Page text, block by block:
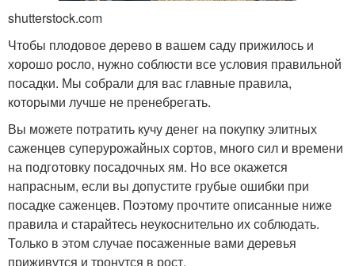
shutterstock.com
Чтобы плодовое дерево в вашем саду прижилось и
хорошо росло, нужно соблюсти все условия правильной
посадки. Мы собрали для вас главные правила,
которыми лучше не пренебрегать.
Вы можете потратить кучу денег на покупку элитных
саженцев суперурожайных сортов, много сил и времени
на подготовку посадочных ям. Но все окажется
напрасным, если вы допустите грубые ошибки при
посадке саженцев. Поэтому прочтите описанные ниже
правила и старайтесь неукоснительно их соблюдать.
Только в этом случае посаженные вами деревья
приживутся и тронутся в рост.